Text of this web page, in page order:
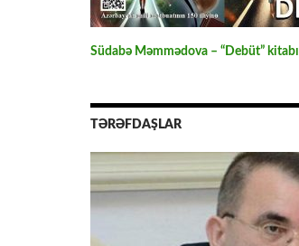
Südabə Məmmədova – “Debüt” kitabı
TƏRƏFDAŞLAR